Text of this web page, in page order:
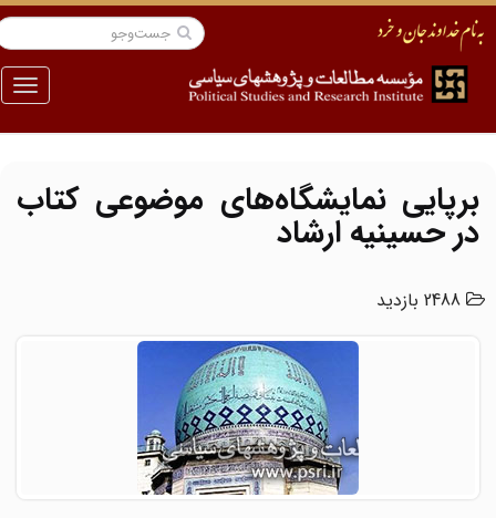
منو
برپایی نمایشگاه‌های موضوعی کتاب
در حسینیه ارشاد
2488 بازدید